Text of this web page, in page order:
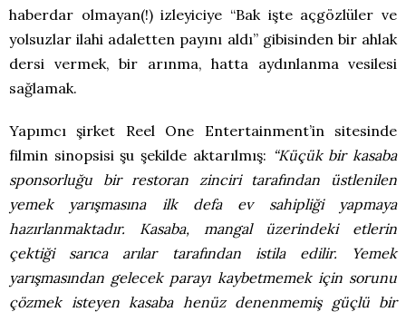
haberdar olmayan(!) izleyiciye “Bak işte açgözlüler ve
yolsuzlar ilahi adaletten payını aldı” gibisinden bir ahlak
dersi vermek, bir arınma, hatta aydınlanma vesilesi
sağlamak.
Yapımcı şirket Reel One Entertainment’in sitesinde
filmin sinopsisi şu şekilde aktarılmış: “Küçük bir kasaba
sponsorluğu bir restoran zinciri tarafından üstlenilen
yemek yarışmasına ilk defa ev sahipliği yapmaya
hazırlanmaktadır. Kasaba, mangal üzerindeki etlerin
çektiği sarıca arılar tarafından istila edilir. Yemek
yarışmasından gelecek parayı kaybetmemek için sorunu
çözmek isteyen kasaba henüz denenmemiş güçlü bir